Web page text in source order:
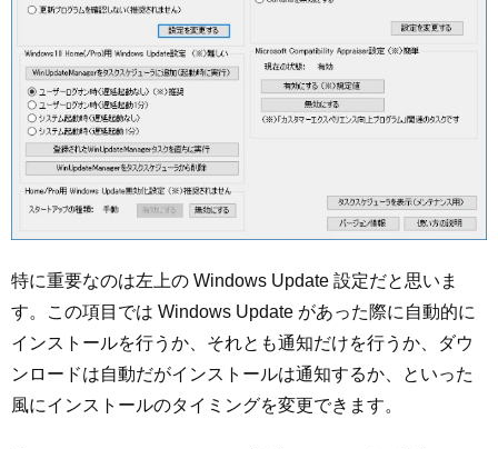
特に重要なのは左上の Windows Update 設定だと思いま
す。この項目では Windows Update があった際に自動的に
インストールを行うか、それとも通知だけを行うか、ダウ
ンロードは自動だがインストールは通知するか、といった
風にインストールのタイミングを変更できます。